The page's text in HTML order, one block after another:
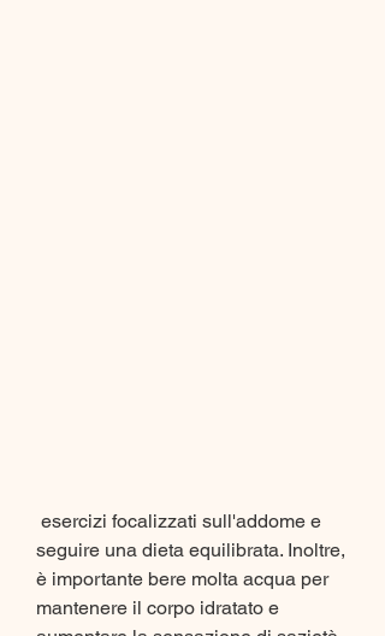
seguire una dieta equilibrata. Inoltre,
è importante bere molta acqua per
mantenere il corpo idratato e